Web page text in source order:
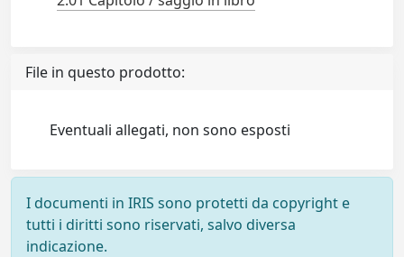
File in questo prodotto:
Eventuali allegati, non sono esposti
I documenti in IRIS sono protetti da copyright e
tutti i diritti sono riservati, salvo diversa
indicazione.